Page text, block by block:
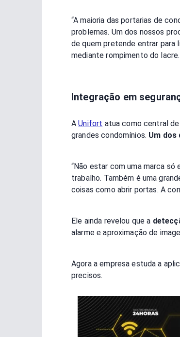
“A maioria das portarias de
problemas. Um dos nossos
de quem pretende entrar para
mediante rompimento do
Integração em
AUnifort atua como central
grandes condomínios. Um
“Não estar com uma marca
trabalho. Também é uma
coisas como abrir portas. A
Ele ainda revelou que a
alarme e aproximação de
Agora a empresa estuda a
precisos.